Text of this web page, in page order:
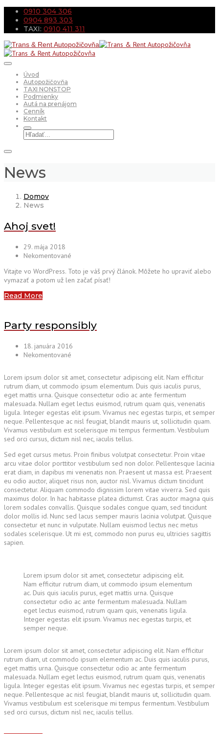
0910 304 306
0904 893 303
TAXI: 0910 411 311
Úvod
Autopožičovňa
TAXI NONSTOP
Podmienky
Autá na prenájom
Cenník
Kontakt
News
Domov
News
Ahoj svet!
29. mája 2018
Nekomentované
Vitajte vo WordPress. Toto je váš prvý článok. Môžete ho upraviť alebo
vymazať a potom už len začať písať!
Read More
Party responsibly
18. januára 2016
Nekomentované
Lorem ipsum dolor sit amet, consectetur adipiscing elit. Nam efficitur
rutrum diam, ut commodo ipsum elementum. Duis quis iaculis purus,
eget mattis urna. Quisque consectetur odio ac ante fermentum
malesuada. Nullam eget lectus euismod, rutrum quam quis, venenatis
ligula. Integer egestas elit ipsum. Vivamus nec egestas turpis, et semper
neque. Pellentesque ac nisl feugiat, blandit mauris ut, sollicitudin quam.
Vivamus vestibulum est scelerisque mi tempus fermentum. Vestibulum
sed orci cursus, dictum nisl nec, iaculis tellus.
Sed eget cursus metus. Proin finibus volutpat consectetur. Proin vitae
arcu vitae dolor porttitor vestibulum sed non dolor. Pellentesque lacinia
erat diam, in dapibus mi venenatis non. Praesent ut massa est. Praesent
eu odio auctor, aliquet risus non, auctor nisl. Vivamus dictum tincidunt
consectetur. Aliquam commodo dignissim lorem vitae viverra. Sed quis
maximus dolor. In hac habitasse platea dictumst. Cras auctor magna quis
lorem sodales convallis. Quisque sodales congue quam, sed tincidunt
dolor mollis id. Nunc sed lacus semper mauris lacinia volutpat. Quisque
consectetur et nunc in vulputate. Nullam euismod lectus nec metus
sodales scelerisque. Ut mi est, commodo non purus eu, ultricies sagittis
sapien.
Lorem ipsum dolor sit amet, consectetur adipiscing elit.
Nam efficitur rutrum diam, ut commodo ipsum elementum
ac. Duis quis iaculis purus, eget mattis urna. Quisque
consectetur odio ac ante fermentum malesuada. Nullam
eget lectus euismod, rutrum quam quis, venenatis ligula.
Integer egestas elit ipsum. Vivamus nec egestas turpis, et
semper neque.
Lorem ipsum dolor sit amet, consectetur adipiscing elit. Nam efficitur
rutrum diam, ut commodo ipsum elementum ac. Duis quis iaculis purus,
eget mattis urna. Quisque consectetur odio ac ante fermentum
malesuada. Nullam eget lectus euismod, rutrum quam quis, venenatis
ligula. Integer egestas elit ipsum. Vivamus nec egestas turpis, et semper
neque. Pellentesque ac nisl feugiat, blandit mauris ut, sollicitudin quam.
Vivamus vestibulum est scelerisque mi tempus fermentum. Vestibulum
sed orci cursus, dictum nisl nec, iaculis tellus.